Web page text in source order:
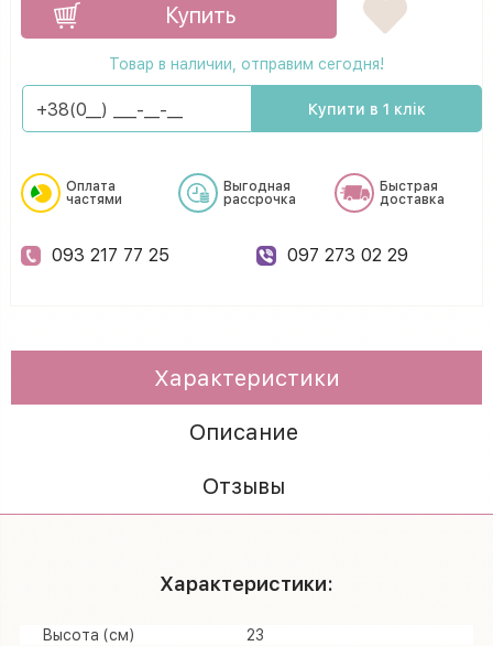
Купить
Товар в наличии, отправим сегодня!
Купити в 1 клік
Оплата
частями
Выгодная
рассрочка
Быстрая
доставка
093 217 77 25 097 273 02 29
Характеристики
Описание
Отзывы
Характеристики:
Высота (см)
23